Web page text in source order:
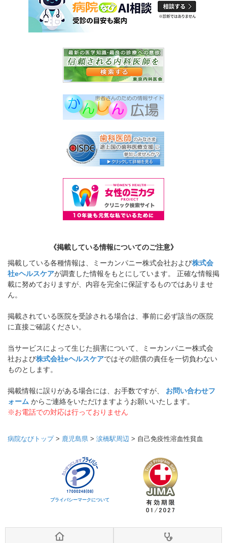
《掲載している情報についてのご注意》
掲載している各種情報は、ミーカンパニー株式会社および株式会
社eヘルスケアが調査した情報をもとにしています。 正確な情報掲
載に努めておりますが、内容を完全に保証するものではありませ
ん。
掲載されている医院を受診される場合は、事前に必ず該当の医院
に直接ご確認ください。
当サービスによって生じた損害について、ミーカンパニー株式会
社および株式会社eヘルスケアではその賠償の責任を一切負わない
ものとします。
掲載情報に誤りがある場合には、お手数ですが、 お問い合わせフ
ォーム からご連絡をいただけますようお願いいたします。
※お電話での対応は行っておりません
病院なびトップ> 鹿児島県 > 涙橋駅周辺 > 自己免疫性溶血性貧血
プライバシーマークについて